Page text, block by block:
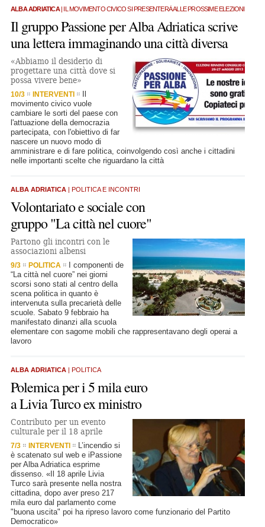
ALBA ADRIATICA| IL MOVIMENTO CIVICO SI PRESENTERÀ ALLE PROSSIME ELEZIONI
Il gruppo Passione per Alba Adriatica scrive
una lettera immaginando una città diversa
«Abbiamo il desiderio di
progettare una città dove si
possa vivere bene»
10/3 INTERVENTI
movimento civico vuole
cambiare le sorti del paese con
l'attuazione della democrazia
partecipata, con l'obiettivo di far
nascere un nuovo modo di
amministrare e di fare politica, coinvolgendo così anche i cittadini
nelle importanti scelte che riguardano la città
ALBA ADRIATICA | POLITICA E INCONTRI
Volontariato e sociale con
gruppo "La città nel cuore"
Partono gli incontri con le
associazioni albensi
9/3 POLITICA
I componenti de
“La città nel cuore” nei giorni
scorsi sono stati al centro della
scena politica in quanto è
intervenuta sulla precarietà delle
scuole. Sabato 9 febbraio ha
manifestato dinanzi alla scuola
elementare con sagome mobili che rappresentavano degli operai a
lavoro
ALBA ADRIATICA | POLITICA
Polemica per i 5 mila euro
a Livia Turco ex ministro
Contributo per un evento
culturale per il 18 aprile
7/3 INTERVENTI
L’incendio si
è scatenato sul web e iPassione
per Alba Adriatica esprime
dissenso. «Il 18 aprile Livia
Turco sarà presente nella nostra
cittadina, dopo aver preso 217
mila euro dal parlamento come
"buona uscita" poi ha ripreso lavoro come funzionario del Partito
Democratico»